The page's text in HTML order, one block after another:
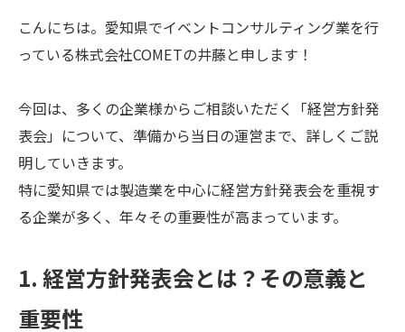
こんにちは。愛知県でイベントコンサルティング業を行
っている株式会社COMETの井藤と申します！
今回は、多くの企業様からご相談いただく「経営方針発
表会」について、準備から当日の運営まで、詳しくご説
明していきます。
特に愛知県では製造業を中心に経営方針発表会を重視す
る企業が多く、年々その重要性が高まっています。
1. 経営方針発表会とは？その意義と
重要性